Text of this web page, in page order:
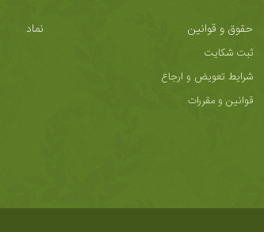
حقوق و قوانین
ثبت شکایت
شرایط تعویض و ارجاع
قوانین و مقررات
نماد